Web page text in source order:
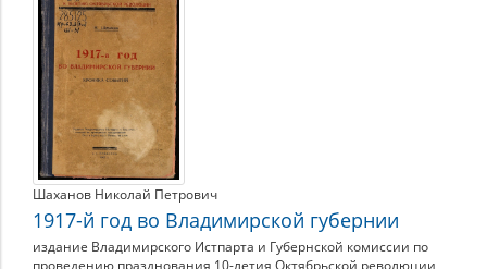
Шаханов Николай Петрович
1917-й год во Владимирской губернии
издание Владимирского Истпарта и Губернской комиссии по